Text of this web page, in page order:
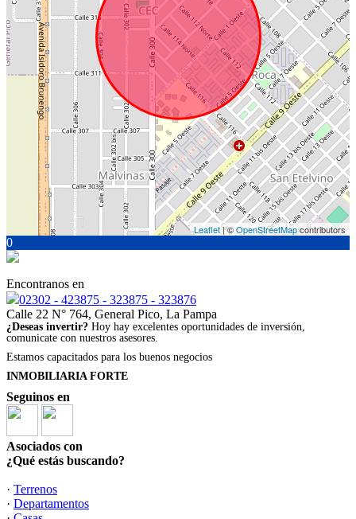
Leaflet| ©OpenStreetMapcontributors
0
Encontranos en
02302 - 423875 - 323875 - 323876
Calle 22 N° 764, General Pico, La Pampa
¿Deseas invertir? Hoy hay excelentes oportunidades de inversión,
comunicate con nuestros asesores.
Estamos capacitados para los buenos negocios
INMOBILIARIA FORTE
Seguinos en
Asociados con
¿Qué estás buscando?
· Terrenos
· Departamentos